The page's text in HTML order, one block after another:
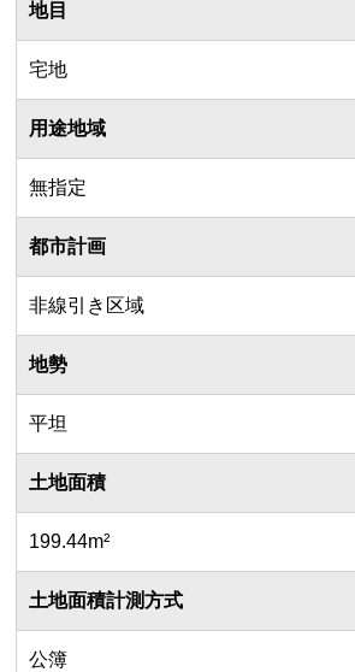
地目
宅地
用途地域
無指定
都市計画
非線引き区域
地勢
平坦
土地面積
199.44m²
土地面積計測方式
公簿